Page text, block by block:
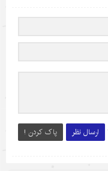
ارسال نظر پاک کردن !